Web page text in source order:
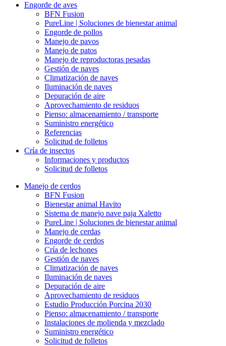
Engorde de aves
BFN Fusion
PureLine | Soluciones de bienestar animal
Engorde de pollos
Manejo de pavos
Manejo de patos
Manejo de reproductoras pesadas
Gestión de naves
Climatización de naves
Iluminación de naves
Depuración de aire
Aprovechamiento de residuos
Pienso: almacenamiento / transporte
Suministro energético
Referencias
Solicitud de folletos
Cría de insectos
Informaciones y productos
Solicitud de folletos
Manejo de cerdos
BFN Fusion
Bienestar animal Havito
Sistema de manejo nave paja Xaletto
PureLine | Soluciones de bienestar animal
Manejo de cerdas
Engorde de cerdos
Cría de lechones
Gestión de naves
Climatización de naves
Iluminación de naves
Depuración de aire
Aprovechamiento de residuos
Estudio Producción Porcina 2030
Pienso: almacenamiento / transporte
Instalaciones de molienda y mezclado
Suministro energético
Solicitud de folletos